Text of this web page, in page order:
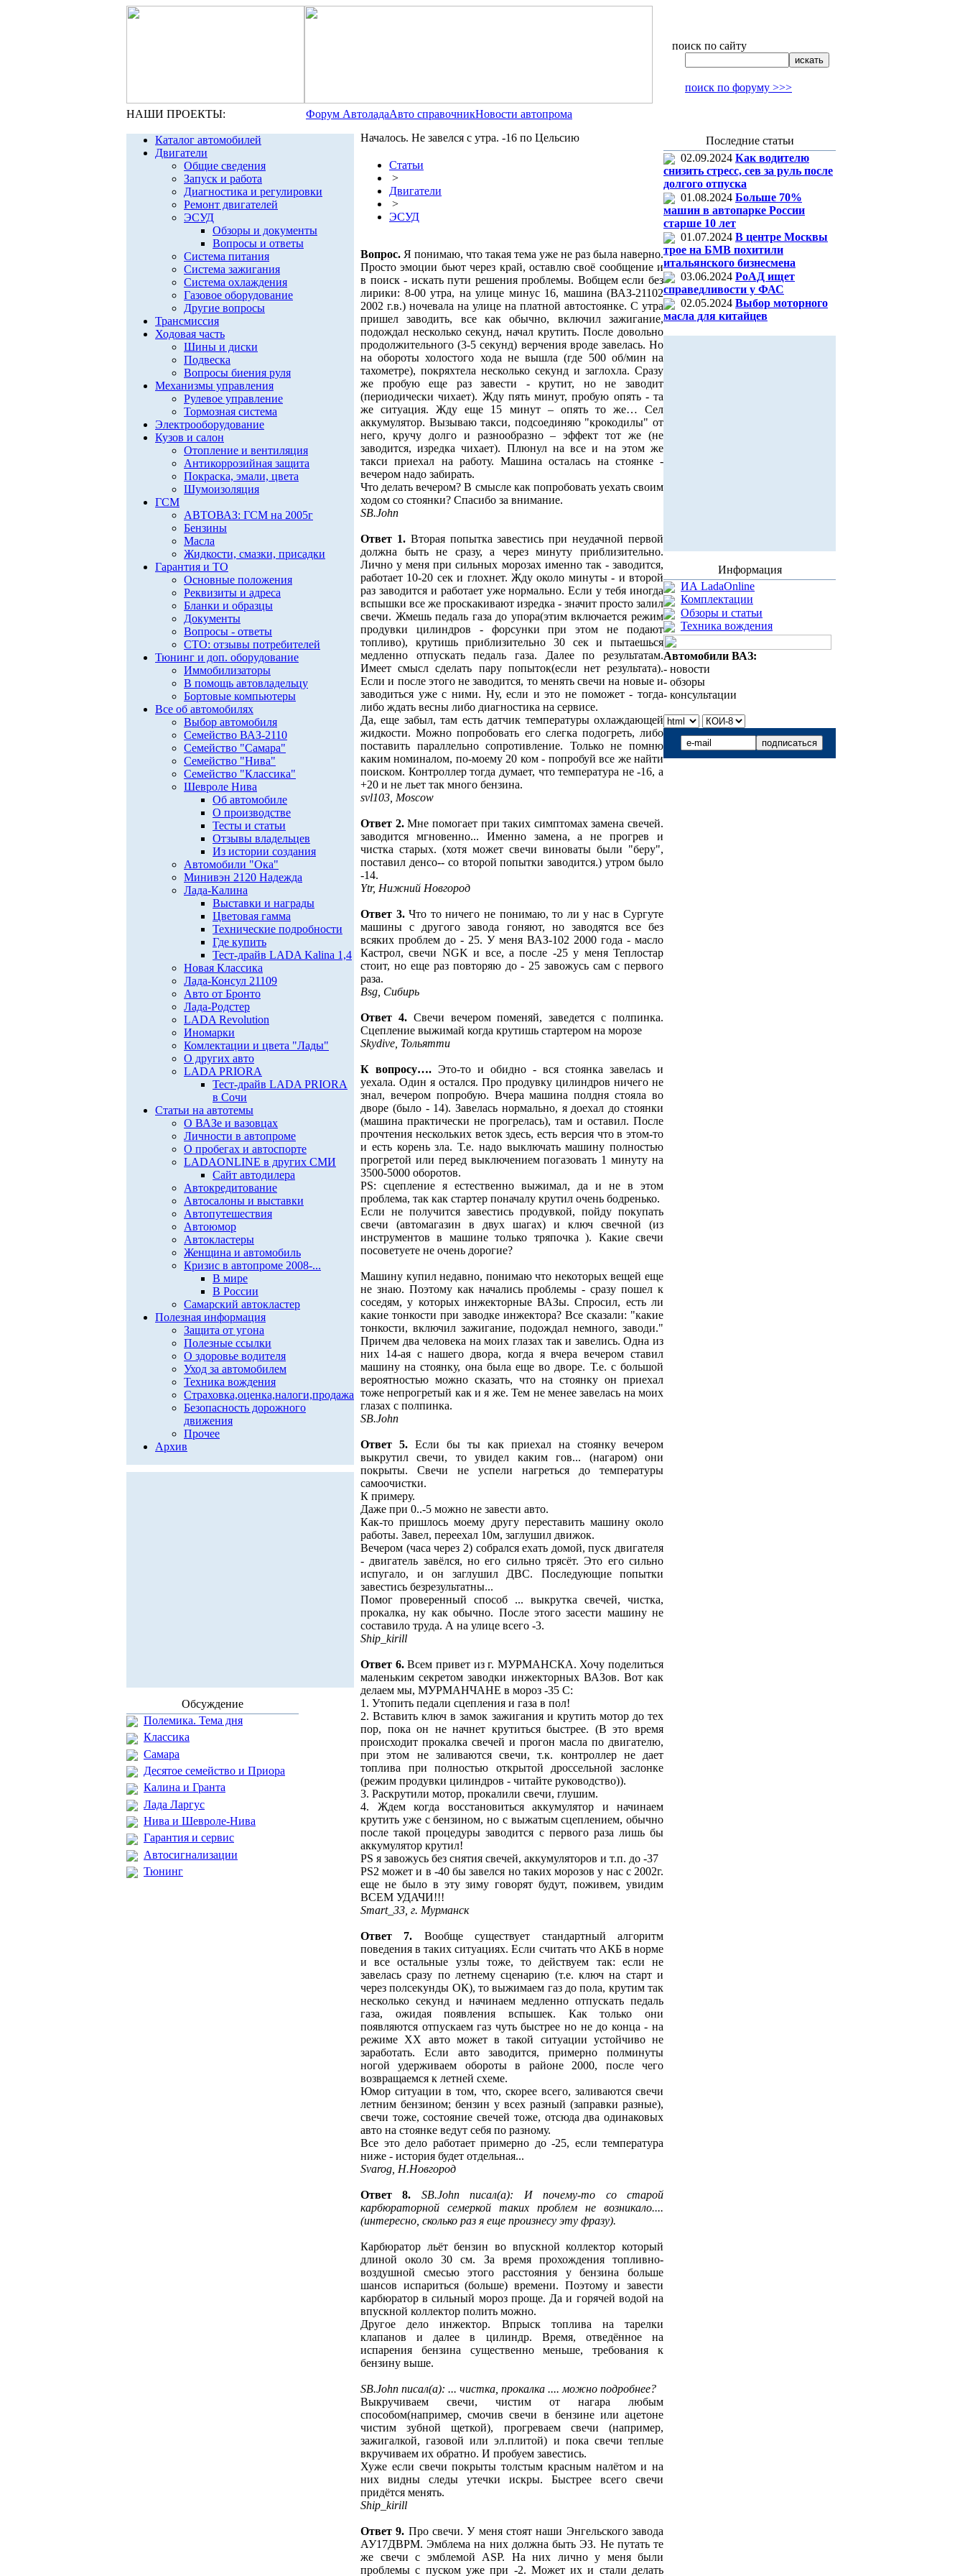
поиск по сайту
поиск по форуму >>>
НАШИ ПРОЕКТЫ: Форум АвтоладаАвто справочникНовости автопрома
Каталог автомобилей
Двигатели
Общие сведения
Запуск и работа
Диагностика и регулировки
Ремонт двигателей
ЭСУД
Обзоры и документы
Вопросы и ответы
Система питания
Система зажигания
Система охлаждения
Газовое оборудование
Другие вопросы
Трансмиссия
Ходовая часть
Шины и диски
Подвеска
Вопросы биения руля
Механизмы управления
Рулевое управление
Тормозная система
Электрооборудование
Кузов и салон
Отопление и вентиляция
Антикоррозийная защита
Покраска, эмали, цвета
Шумоизоляция
ГСМ
АВТОВАЗ: ГСМ на 2005г
Бензины
Масла
Жидкости, смазки, присадки
Гарантия и ТО
Основные положения
Реквизиты и адреса
Бланки и образцы
Документы
Вопросы - ответы
СТО: отзывы потребителей
Тюнинг и доп. оборудование
Иммобилизаторы
В помощь автовладельцу
Бортовые компьютеры
Все об автомобилях
Выбор автомобиля
Семейство ВАЗ-2110
Семейство "Самара"
Семейство "Нива"
Семейство "Классика"
Шевроле Нива
Об автомобиле
О производстве
Тесты и статьи
Отзывы владельцев
Из истории создания
Автомобили "Ока"
Минивэн 2120 Надежда
Лада-Калина
Выставки и награды
Цветовая гамма
Технические подробности
Где купить
Тест-драйв LADA Kalina 1,4
Новая Классика
Лада-Консул 21109
Авто от Бронто
Лада-Родстер
LADA Revolution
Иномарки
Комлектации и цвета "Лады"
О других авто
LADA PRIORA
Тест-драйв LADA PRIORA
в Сочи
Статьи на автотемы
О ВАЗе и вазовцах
Личности в автопроме
О пробегах и автоспорте
LADAONLINE в других СМИ
Сайт автодилера
Автокредитование
Автосалоны и выставки
Автопутешествия
Автоюмор
Автокластеры
Женщина и автомобиль
Кризис в автопроме 2008-...
В мире
В России
Самарский автокластер
Полезная информация
Защита от угона
Полезные ссылки
О здоровье водителя
Уход за автомобилем
Техника вождения
Страховка,оценка,налоги,продажа
Безопасность дорожного
движения
Прочее
Архив
Обсуждение
Полемика. Тема дня
Классика
Самара
Десятое семейство и Приора
Калина и Гранта
Лада Ларгус
Нива и Шевроле-Нива
Гарантия и сервис
Автосигнализации
Тюнинг
Началось. Не завелся с утра. -16 по Цельсию
Статьи
>
Двигатели
>
ЭСУД
Вопрос. Я понимаю, что такая тема уже не раз была наверно.
Просто эмоции бьют через край, оставлю своё сообщение и
в поиск - искать пути решения проблемы. Вобщем если без
лирики: 8-00 утра, на улице минус 16, машина (ВАЗ-21102
2002 г.в.) ночевала на улице на платной автостоянке. С утра
пришел заводить, все как обычно, включил зажигание,
подождал несколько секунд, начал крутить. После довольно
продолжительного (3-5 секунд) верчения вроде завелась. Но
на обороты холостого хода не вышла (где 500 об/мин на
тахометре), покряхтела несколько секунд и заглохла. Сразу
же пробую еще раз завести - крутит, но не заводит
(периодически чихает). Жду пять минут, пробую опять - та
же ситуация. Жду еще 15 минут – опять то же… Сел
аккумулятор. Вызываю такси, подсоединяю "крокодилы" от
него, кручу долго и разнообразно – эффект тот же (не
заводится, изредка чихает). Плюнул на все и на этом же
такси приехал на работу. Машина осталась на стоянке -
вечером надо забирать.
Что делать вечером? В смысле как попробовать уехать своим
ходом со стоянки? Спасибо за внимание.
SB.John
Ответ 1.Вторая попытка завестись при неудачной первой
должна быть не сразу, а через минуту приблизительно.
Лично у меня при сильных морозах именно так - заводится,
работает 10-20 сек и глохнет. Жду около минуты - и второй
раз заводится и работает уже нормально. Если у тебя иногда
вспышки все же проскакивают изредка - значит просто залил
свечи. Жмешь педаль газа до упора(этим включается режим
продувки цилиндров - форсунки при этом не подают
топливо), крутишь приблизительно 30 сек и пытаешься
медленно отпускать педаль газа. Далее по результатам.
Имеет смысл сделать пару попыток(если нет результата).
Если и после этого не заводится, то менять свечи на новые и
заводиться уже с ними. Ну, если и это не поможет - тогда
либо ждать весны либо диагностика на сервисе.
Да, еще забыл, там есть датчик температуры охлаждающей
жидкости. Можно попробовать его слегка подогреть, либо
поставить параллельно сопротивление. Только не помню
каким номиналом, по-моему 20 ком - попробуй все же найти
поиском. Контроллер тогда думает, что температура не -16, а
+20 и не льет так много бензина.
svl103, Moscow
Ответ 2.Мне помогает при таких симптомах замена свечей.
заводится мгновенно... Именно замена, а не прогрев и
чистка старых. (хотя может свечи виноваты были "беру",
поставил денсо-- со второй попытки заводится.) утром было
-14.
Ytr, Нижний Новгород
Ответ 3.Что то ничего не понимаю, то ли у нас в Сургуте
машины с другого завода гоняют, но заводятся все без
всяких проблем до - 25. У меня ВАЗ-102 2000 года - масло
Кастрол, свечи NGK и все, а после -25 у меня Теплостар
стоит, но еще раз повторяю до - 25 завожусь сам с первого
раза.
Bsg, Сибирь
Ответ 4.Свечи вечером поменяй, заведется с полпинка.
Сцепление выжимай когда крутишь стартером на морозе
Skydive, Тольятти
К вопросу…. Это-то и обидно - вся стоянка завелась и
уехала. Один я остался. Про продувку цилиндров ничего не
знал, вечером попробую. Вчера машина полдня стояла во
дворе (было - 14). Завелась нормально, я доехал до стоянки
(машина практически не прогрелась), там и оставил. После
прочтения нескольких веток здесь, есть версия что в этом-то
и есть корень зла. Т.е. надо выключать машину полностью
прогретой или перед выключением погазовать 1 минуту на
3500-5000 оборотов.
PS: сцепление я естественно выжимал, да и не в этом
проблема, так как стартер поначалу крутил очень бодренько.
Если не получится завестись продувкой, пойду покупать
свечи (автомагазин в двух шагах) и ключ свечной (из
инструментов в машине только тряпочка ). Какие свечи
посоветуете не очень дорогие?
Машину купил недавно, понимаю что некоторых вещей еще
не знаю. Поэтому как начались проблемы - сразу пошел к
соседям, у которых инжекторные ВАЗы. Спросил, есть ли
какие тонкости при заводке инжектора? Все сказали: "какие
тонкости, включил зажигание, подождал немного, заводи."
Причем два человека на моих глазах так и завелись. Одна из
них 14-ая с нашего двора, когда я вчера вечером ставил
машину на стоянку, она была еще во дворе. Т.е. с большой
вероятностью можно сказать, что на стоянку он приехал
тоже непрогретый как и я же. Тем не менее завелась на моих
глазах с полпинка.
SB.John
Ответ 5. Если бы ты как приехал на стоянку вечером
выкрутил свечи, то увидел каким гов... (нагаром) они
покрыты. Свечи не успели нагреться до температуры
самоочистки.
К примеру.
Даже при 0..-5 можно не завести авто.
Как-то пришлось моему другу переставить машину около
работы. Завел, переехал 10м, заглушил движок.
Вечером (часа через 2) собрался ехать домой, пуск двигателя
- двигатель завёлся, но его сильно трясёт. Это его сильно
испугало, и он заглушил ДВС. Последующие попытки
завестись безрезультатны...
Помог проверенный способ ... выкрутка свечей, чистка,
прокалка, ну как обычно. После этого засести машину не
составило труда. А на улице всего -3.
Ship_kirill
Ответ 6.Всем привет из г. МУРМАНСКА. Хочу поделиться
маленьким секретом заводки инжекторных ВАЗов. Вот как
делаем мы, МУРМАНЧАНЕ в мороз -35 С:
1. Утопить педали сцепления и газа в пол!
2. Вставить ключ в замок зажигания и крутить мотор до тех
пор, пока он не начнет крутиться быстрее. (В это время
происходит прокалка свечей и прогон масла по двигателю,
при этом не заливаются свечи, т.к. контроллер не дает
топлива при полностью открытой дроссельной заслонке
(режим продувки цилиндров - читайте руководство)).
3. Раскрутили мотор, прокалили свечи, глушим.
4. Ждем когда восстановиться аккумулятор и начинаем
крутить уже с бензином, но с выжатым сцеплением, обычно
после такой процедуры заводится с первого раза лишь бы
аккумулятор крутил!
PS я завожусь без снятия свечей, аккумуляторов и т.п. до -37
PS2 может и в -40 бы завелся но таких морозов у нас с 2002г.
еще не было в эту зиму говорят будут, поживем, увидим
ВСЕМ УДАЧИ!!!
Smart_33, г. Мурманск
Ответ 7. Вообще существует стандартный алгоритм
поведения в таких ситуациях. Если считать что АКБ в норме
и все остальные узлы тоже, то действуем так: если не
завелась сразу по летнему сценарию (т.е. ключ на старт и
через полсекунды ОК), то выжимаем газ до пола, крутим так
несколько секунд и начинаем медленно отпускать педаль
газа, ожидая появления вспышек. Как только они
появляются отпускаем газ чуть быстрее но не до конца - на
режиме ХХ авто может в такой ситуации устойчиво не
заработать. Если авто заводится, примерно полминуты
ногой удерживаем обороты в районе 2000, после чего
возвращаемся к летней схеме.
Юмор ситуации в том, что, скорее всего, заливаются свечи
летним бензином; бензин у всех разный (заправки разные),
свечи тоже, состояние свечей тоже, отсюда два одинаковых
авто на стоянке ведут себя по разному.
Все это дело работает примерно до -25, если температура
ниже - история будет отдельная...
Svarog, Н.Новгoрод
Ответ 8.
SB.John писал(а): И почему-то со старой
карбюраторной семеркой таких проблем не возникало....
(интересно, сколько раз я еще произнесу эту фразу).
Карбюратор льёт бензин во впускной коллектор который
длиной около 30 см. За время прохождения топливно-
воздушной смесью этого расстояния у бензина больше
шансов испариться (больше) времени. Поэтому и завести
карбюратор в сильный мороз проще. Да и горячей водой на
впускной коллектор полить можно.
Другое дело инжектор. Впрыск топлива на тарелки
клапанов и далее в цилиндр. Время, отведённое на
испарения бензина существенно меньше, требования к
бензину выше.
SB.John писал(а): ... чистка, прокалка .... можно подробнее?
Выкручиваем свечи, чистим от нагара любым
способом(например, смочив свечи в бензине или ацетоне
чистим зубной щеткой), прогреваем свечи (например,
зажигалкой, газовой или эл.плитой) и пока свечи теплые
вкручиваем их обратно. И пробуем завестись.
Хуже если свечи покрыты толстым красным налётом и на
них видны следы утечки искры. Быстрее всего свечи
придётся менять.
Ship_kirill
Ответ 9. Про свечи. У меня стоят наши Энгельского завода
АУ17ДВРМ. Эмблема на них должна быть ЭЗ. Не путать те
же свечи с эмблемой ASP. На них лично у меня были
проблемы с пуском уже при -2. Может их и стали делать
Последние статьи
02.09.2024 Как водителю
снизить стресс, сев за руль после
долгого отпуска
01.08.2024 Больше 70%
машин в автопарке России
старше 10 лет
01.07.2024 В центре Москвы
трое на БМВ похитили
итальянского бизнесмена
03.06.2024 РоАД ищет
справедливости у ФАС
02.05.2024 Выбор моторного
масла для китайцев
Информация
ИА LadaOnline
Комплектации
Обзоры и статьи
Техника вождения
Автомобили ВАЗ:
- новости
- обзоры
- консультации